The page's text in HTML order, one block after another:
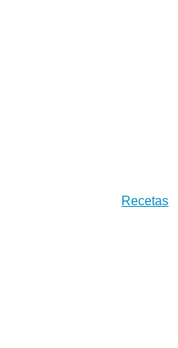
Recetas